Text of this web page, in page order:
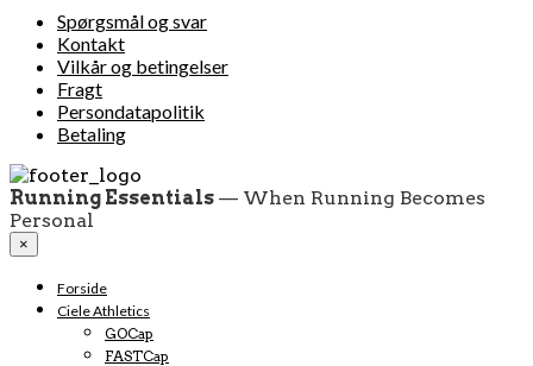
Spørgsmål og svar
Kontakt
Vilkår og betingelser
Fragt
Persondatapolitik
Betaling
Running Essentials — When Running Becomes
Personal
×
Forside
Ciele Athletics
GOCap
FASTCap